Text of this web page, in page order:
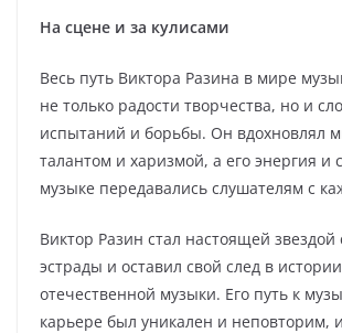
На сцене и за кулисами
Весь путь Виктора Разина в мире
не только радости творчества, но и
испытаний и борьбы. Он вдохновлял
талантом и харизмой, а его энергия и
музыке передавались слушателям с
Виктор Разин стал настоящей звездой
эстрады и оставил свой след в истории
отечественной музыки. Его путь к
карьере был уникален и неповторим,